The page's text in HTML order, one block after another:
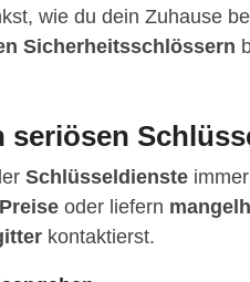
wie du dein Zuhause
Sicherheitsschlössern
seriösen
Schlüsseldienste
oder liefern
kontaktierst.